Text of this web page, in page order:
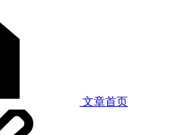
文章首页